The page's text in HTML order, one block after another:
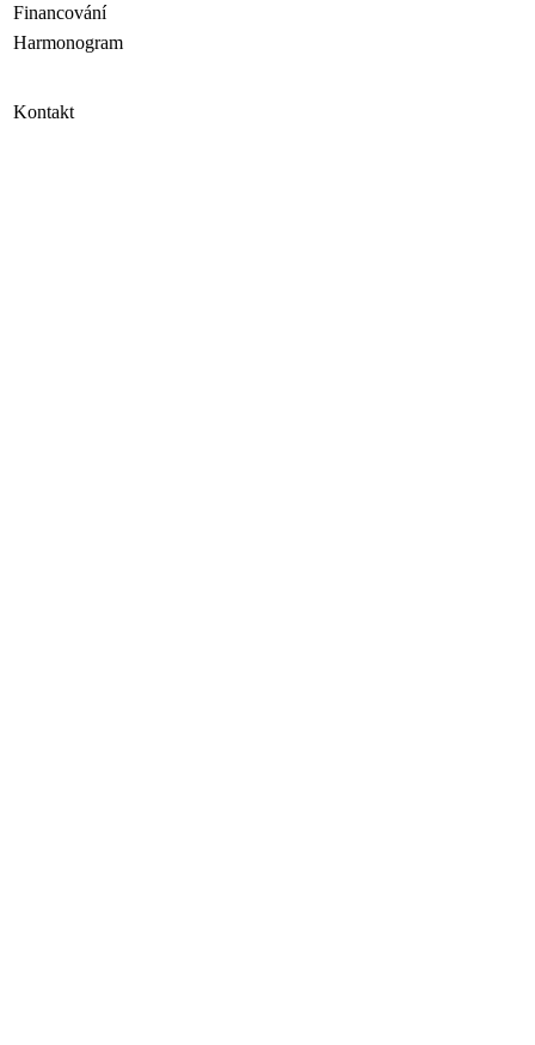
Financování
Harmonogram
Kontakt